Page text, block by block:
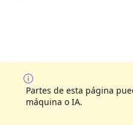
Partes de esta página
máquina o IA.